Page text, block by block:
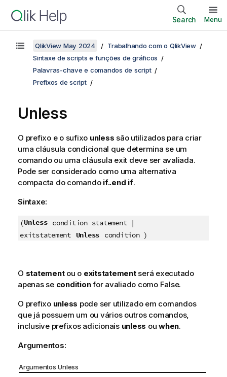
Search Menu
QlikView May 2024
Trabalhando com o QlikView
Sintaxe de scripts e funções de gráficos
Palavras-chave e comandos de script
Prefixos de script
Unless
O prefixo e o sufixo unless são utilizados para criar
uma cláusula condicional que determina se um
comando ou uma cláusula exit deve ser avaliada.
Pode ser considerado como uma alternativa
compacta do comando if..end if.
Sintaxe:
(Unless condition statement |
exitstatement Unless condition )
O statementou o exitstatementserá executado
apenas se conditionfor avaliado como False.
O prefixo unless pode ser utilizado em comandos
que já possuem um ou vários outros comandos,
inclusive prefixos adicionais unless ou when.
Argumentos:
Argumentos Unless